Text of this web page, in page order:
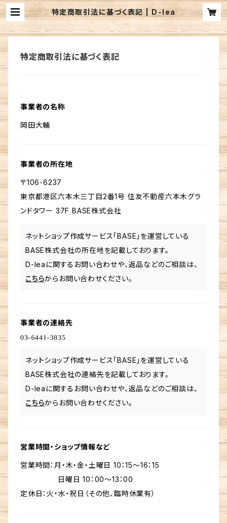
特定商取引法に基づく表記 | D-lea
特定商取引法に基づく表記
事業者の名称
岡田大輔
事業者の所在地
〒106-6237
東京都港区六本木三丁目2番1号 住友不動産六本木グラ
ンドタワー 37F BASE株式会社
ネットショップ作成サービス「BASE」を運営している
BASE株式会社の所在地を記載しております。
D-leaに関するお問い合わせや、返品などのご相談は、
こちらからお問い合わせください。
事業者の連絡先
ネットショップ作成サービス「BASE」を運営している
BASE株式会社の連絡先を記載しております。
D-leaに関するお問い合わせや、返品などのご相談は、
こちらからお問い合わせください。
営業時間・ショップ情報など
営業時間：月・木・金・土曜日 10：15～16：15
日曜日 10：00〜13：00
定休日：火・水・祝日（その他、臨時休業有）